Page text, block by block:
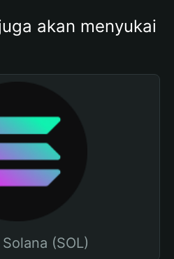
akan menyukai
(SOL)